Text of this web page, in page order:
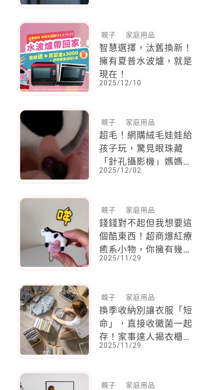
親子 家庭用品
智慧選擇，汰舊換新！
擁有夏普水波爐，就是
現在！
2025/12/10
親子 家庭用品
超毛！網購絨毛娃娃給
孩子玩，驚見眼珠藏
「針孔攝影機」媽媽傻
眼
2025/12/02
親子 家庭用品
錢錢對不起但我想要這
個酷東西！超商爆紅療
癒系小物，你擁有幾
個？
2025/11/29
親子 家庭用品
換季收納別讓衣服「短
命」，直接收黴菌一起
存！家事達人揭衣櫃換
季重點
2025/11/29
親子 家庭用品